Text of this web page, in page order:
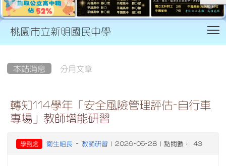
桃園市立新明國民中學
本站消息 分月文章
轉知114學年「安全風險管理評估-自行車
專場」教師增能研習
學務處 衛生組長 - 教師研習 | 2026-05-28 | 點閱數： 43